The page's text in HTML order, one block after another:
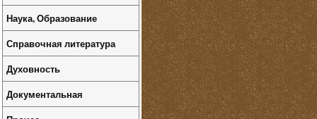
Наука, Образование
Справочная литература
Духовность
Документальная